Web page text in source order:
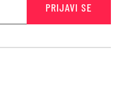
PRIJAVI SE